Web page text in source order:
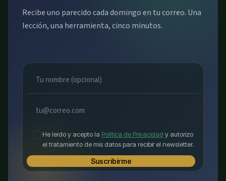
Recibe uno parecido cada domingo en tu correo. Una
lección, una herramienta, cinco minutos.
He leído y acepto la Política de Privacidad y autorizo
el tratamiento de mis datos para recibir el newsletter.
Suscribirme